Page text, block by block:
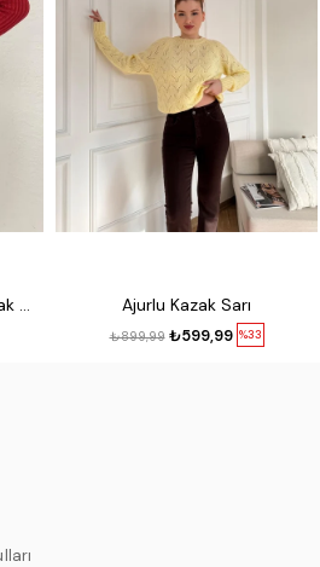
Fitilli Balıkçı Yaka Likralı Kazak Kırmızı Ajurlu Kazak Sarı
%33
₺599,99
₺899,99